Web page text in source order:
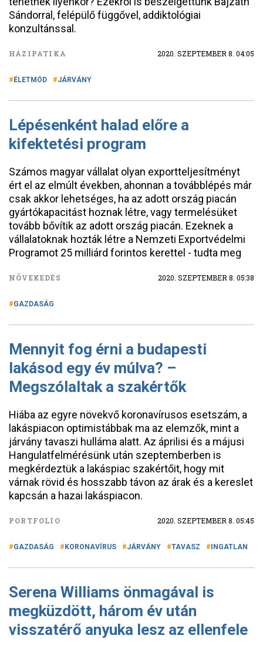
Sándorral, felépülő függővel, addiktológiai
konzultánssal.
HÁZIPATIKA 2020. SZEPTEMBER 8. 04:05
ÉLETMÓD JÁRVÁNY
Lépésenként halad előre a
kifektetési program
Számos magyar vállalat olyan exportteljesítményt
ért el az elmúlt években, ahonnan a továbblépés már
csak akkor lehetséges, ha az adott ország piacán
gyártókapacitást hoznak létre, vagy termelésüket
tovább bővítik az adott ország piacán. Ezeknek a
vállalatoknak hozták létre a Nemzeti Exportvédelmi
Programot 25 milliárd forintos kerettel - tudta meg
NÖVEKEDÉS 2020. SZEPTEMBER 8. 05:38
GAZDASÁG
Mennyit fog érni a budapesti
lakásod egy év múlva? –
Megszólaltak a szakértők
Hiába az egyre növekvő koronavírusos esetszám, a
lakáspiacon optimistábbak ma az elemzők, mint a
járvány tavaszi hulláma alatt. Az áprilisi és a májusi
Hangulatfelmérésünk után szeptemberben is
megkérdeztük a lakáspiac szakértőit, hogy mit
várnak rövid és hosszabb távon az árak és a kereslet
kapcsán a hazai lakáspiacon.
PORTFOLIO 2020. SZEPTEMBER 8. 05:45
GAZDASÁG KORONAVÍRUS JÁRVÁNY TAVASZ INGATLAN
Serena Williams önmagával is
megküzdött, három év után
visszatérő anyuka lesz az ellenfele